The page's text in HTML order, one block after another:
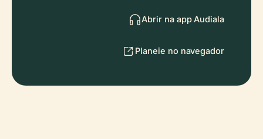
Abrir na app Audiala
Planeie no navegador